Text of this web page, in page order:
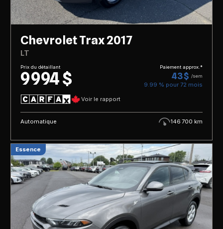
Chevrolet Trax 2017
LT
Prix du détaillant
9 994 $
Paiement approx.*
43 $ /sem
9.99 % pour 72 mois
Voir le rapport
Automatique 146 700 km
Essence